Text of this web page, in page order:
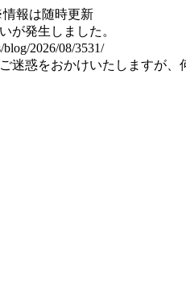
報は随時更新
が発生しました。
2026/08/3531/
迷惑をおかけいたしますが